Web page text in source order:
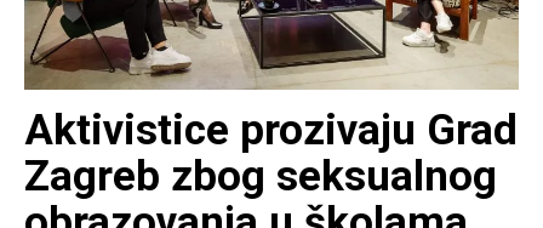
Aktivistice prozivaju Grad
Zagreb zbog seksualnog